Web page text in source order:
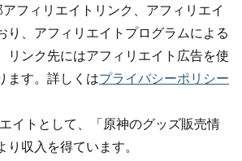
フィリエイトリンク、アフィリエイ
り、アフィリエイトプログラムによる
リンク先にはアフィリエイト広告を使
ます。詳しくはプライバシーポリシー
イトとして、「原神のグッズ販売情
り収入を得ています。